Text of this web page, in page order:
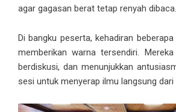
agar gagasan berat tetap renyah dibaca.
Di bangku peserta, kehadiran
memberikan warna tersendiri.
berdiskusi, dan menunjukkan
sesi untuk menyerap ilmu langsung